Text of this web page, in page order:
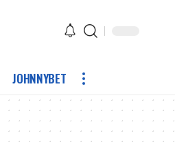
JOHNNYBET